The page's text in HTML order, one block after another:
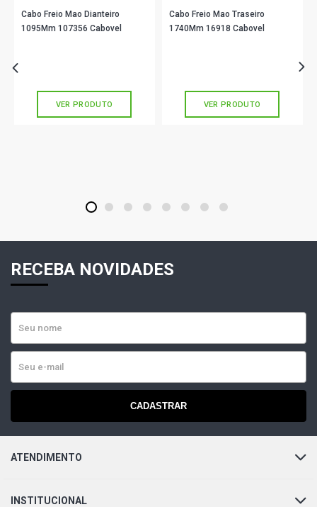
Cabo Freio Mao Dianteiro
1095Mm 107356 Cabovel
VER PRODUTO
Cabo Freio Mao Traseiro
1740Mm 16918 Cabovel
VER PRODUTO
1 2 3 4 5 6 7 8
RECEBA NOVIDADES
CADASTRAR
ATENDIMENTO
INSTITUCIONAL